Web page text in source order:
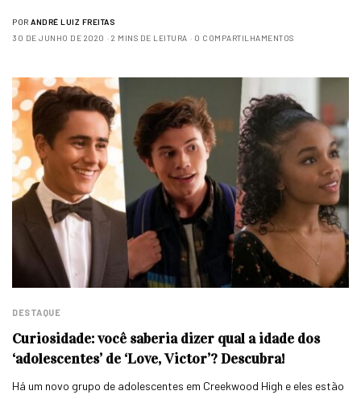
POR ANDRÉ LUIZ FREITAS
30 DE JUNHO DE 2020
2 MINS DE LEITURA 0 COMPARTILHAMENTOS
DESTAQUE
Curiosidade: você saberia dizer qual a idade dos
‘adolescentes’ de ‘Love, Victor’? Descubra!
Há um novo grupo de adolescentes em Creekwood High e eles estão